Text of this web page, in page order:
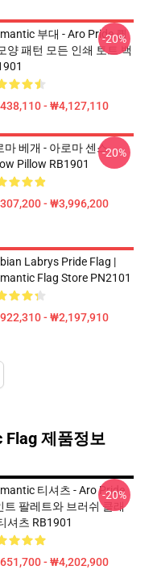
부대 - Aro Pride 퀼
양 패턴 모든 인쇄 토트 백
- ₩4,127,110
-20%
마 베개 - 아로마 센스
Pillow RB1901
- ₩3,996,200
-20%
Labrys Pride Flag |
Flag Store PN2101
- ₩2,197,910
Flag 제품정보
티셔츠 - Aro Pride
트 팔레트와 브러쉬 클래
셔츠 RB1901
- ₩4,202,900
-20%